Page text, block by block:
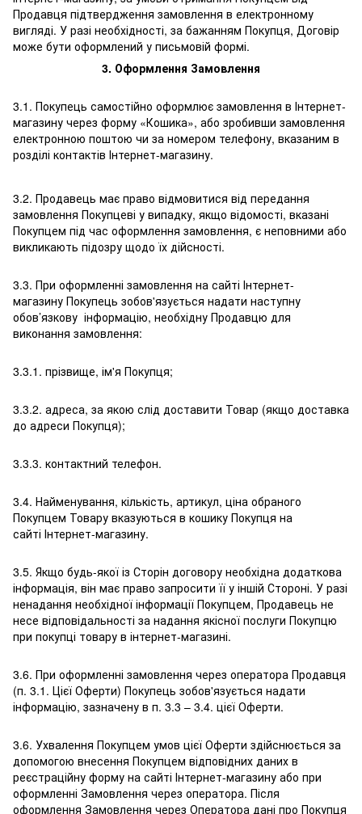
Продавця підтвердження замовлення в електронному
вигляді. У разі необхідності, за бажанням Покупця, Договір
може бути оформлений у письмовій формі.
3. Оформлення Замовлення
3.1. Покупець самостійно оформлює замовлення в Інтернет-
магазину через форму «Кошика», або зробивши замовлення
електронною поштою чи за номером телефону, вказаним в
розділі контактів Інтернет-магазину.
3.2. Продавець має право відмовитися від передання
замовлення Покупцеві у випадку, якщо відомості, вказані
Покупцем під час оформлення замовлення, є неповними або
викликають підозру щодо їх дійсності.
3.3. При оформленні замовлення на сайті Інтернет-
магазину Покупець зобов'язується надати наступну
обов’язкову інформацію, необхідну Продавцю для
виконання замовлення:
3.3.1. прізвище, ім'я Покупця;
3.3.2. адреса, за якою слід доставити Товар (якщо доставка
до адреси Покупця);
3.3.3. контактний телефон.
3.4. Найменування, кількість, артикул, ціна обраного
Покупцем Товару вказуються в кошику Покупця на
сайті Інтернет-магазину.
3.5. Якщо будь-якої із Сторін договору необхідна додаткова
інформація, він має право запросити її у іншій Стороні. У разі
ненадання необхідної інформації Покупцем, Продавець не
несе відповідальності за надання якісної послуги Покупцю
при покупці товару в інтернет-магазині.
3.6. При оформленні замовлення через оператора Продавця
(п. 3.1. Цієї Оферти) Покупець зобов'язується надати
інформацію, зазначену в п. 3.3 – 3.4. цієї Оферти.
3.6. Ухвалення Покупцем умов цієї Оферти здійснюється за
допомогою внесення Покупцем відповідних даних в
реєстраційну форму на сайті Інтернет-магазину або при
оформленні Замовлення через оператора. Після
оформлення Замовлення через Оператора дані про Покупця